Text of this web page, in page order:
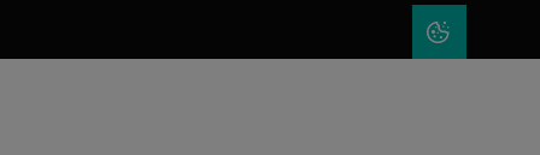
COOKIE